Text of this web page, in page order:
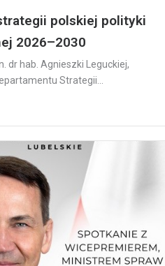
polskiej polityki
2026–2030
dr hab. Agnieszki Leguckiej,
Strategii...